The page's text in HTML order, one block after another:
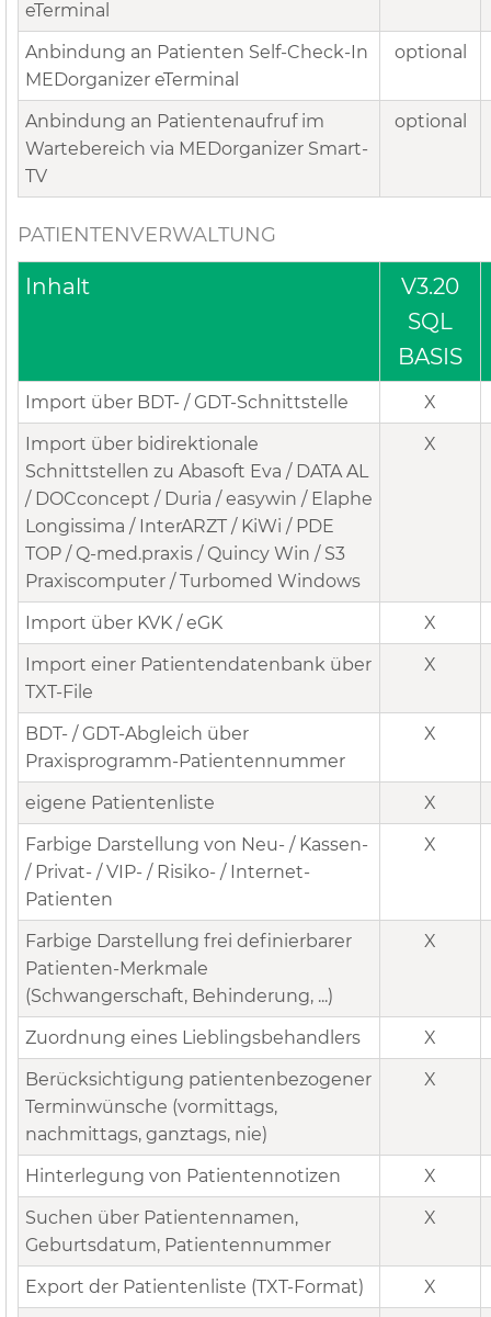
eTerminal
Anbindung an Patienten Self-Check-In
MEDorganizer eTerminal
optional
Anbindung an Patientenaufruf im
Wartebereich via MEDorganizer Smart-
TV
optional
PATIENTENVERWALTUNG
Inhalt
V3.20
SQL
BASIS
Import über BDT- / GDT-Schnittstelle
X
Import über bidirektionale
Schnittstellen zu Abasoft Eva / DATA AL
/ DOCconcept / Duria / easywin / Elaphe
Longissima / InterARZT / KiWi / PDE
TOP / Q-med.praxis / Quincy Win / S3
Praxiscomputer / Turbomed Windows
X
Import über KVK / eGK
X
Import einer Patientendatenbank über
TXT-File
X
BDT- / GDT-Abgleich über
Praxisprogramm-Patientennummer
X
eigene Patientenliste
X
Farbige Darstellung von Neu- / Kassen-
/ Privat- / VIP- / Risiko- / Internet-
Patienten
X
Farbige Darstellung frei definierbarer
Patienten-Merkmale
(Schwangerschaft, Behinderung, ...)
X
Zuordnung eines Lieblingsbehandlers
X
Berücksichtigung patientenbezogener
Terminwünsche (vormittags,
nachmittags, ganztags, nie)
X
Hinterlegung von Patientennotizen
X
Suchen über Patientennamen,
Geburtsdatum, Patientennummer
X
Export der Patientenliste (TXT-Format)
X